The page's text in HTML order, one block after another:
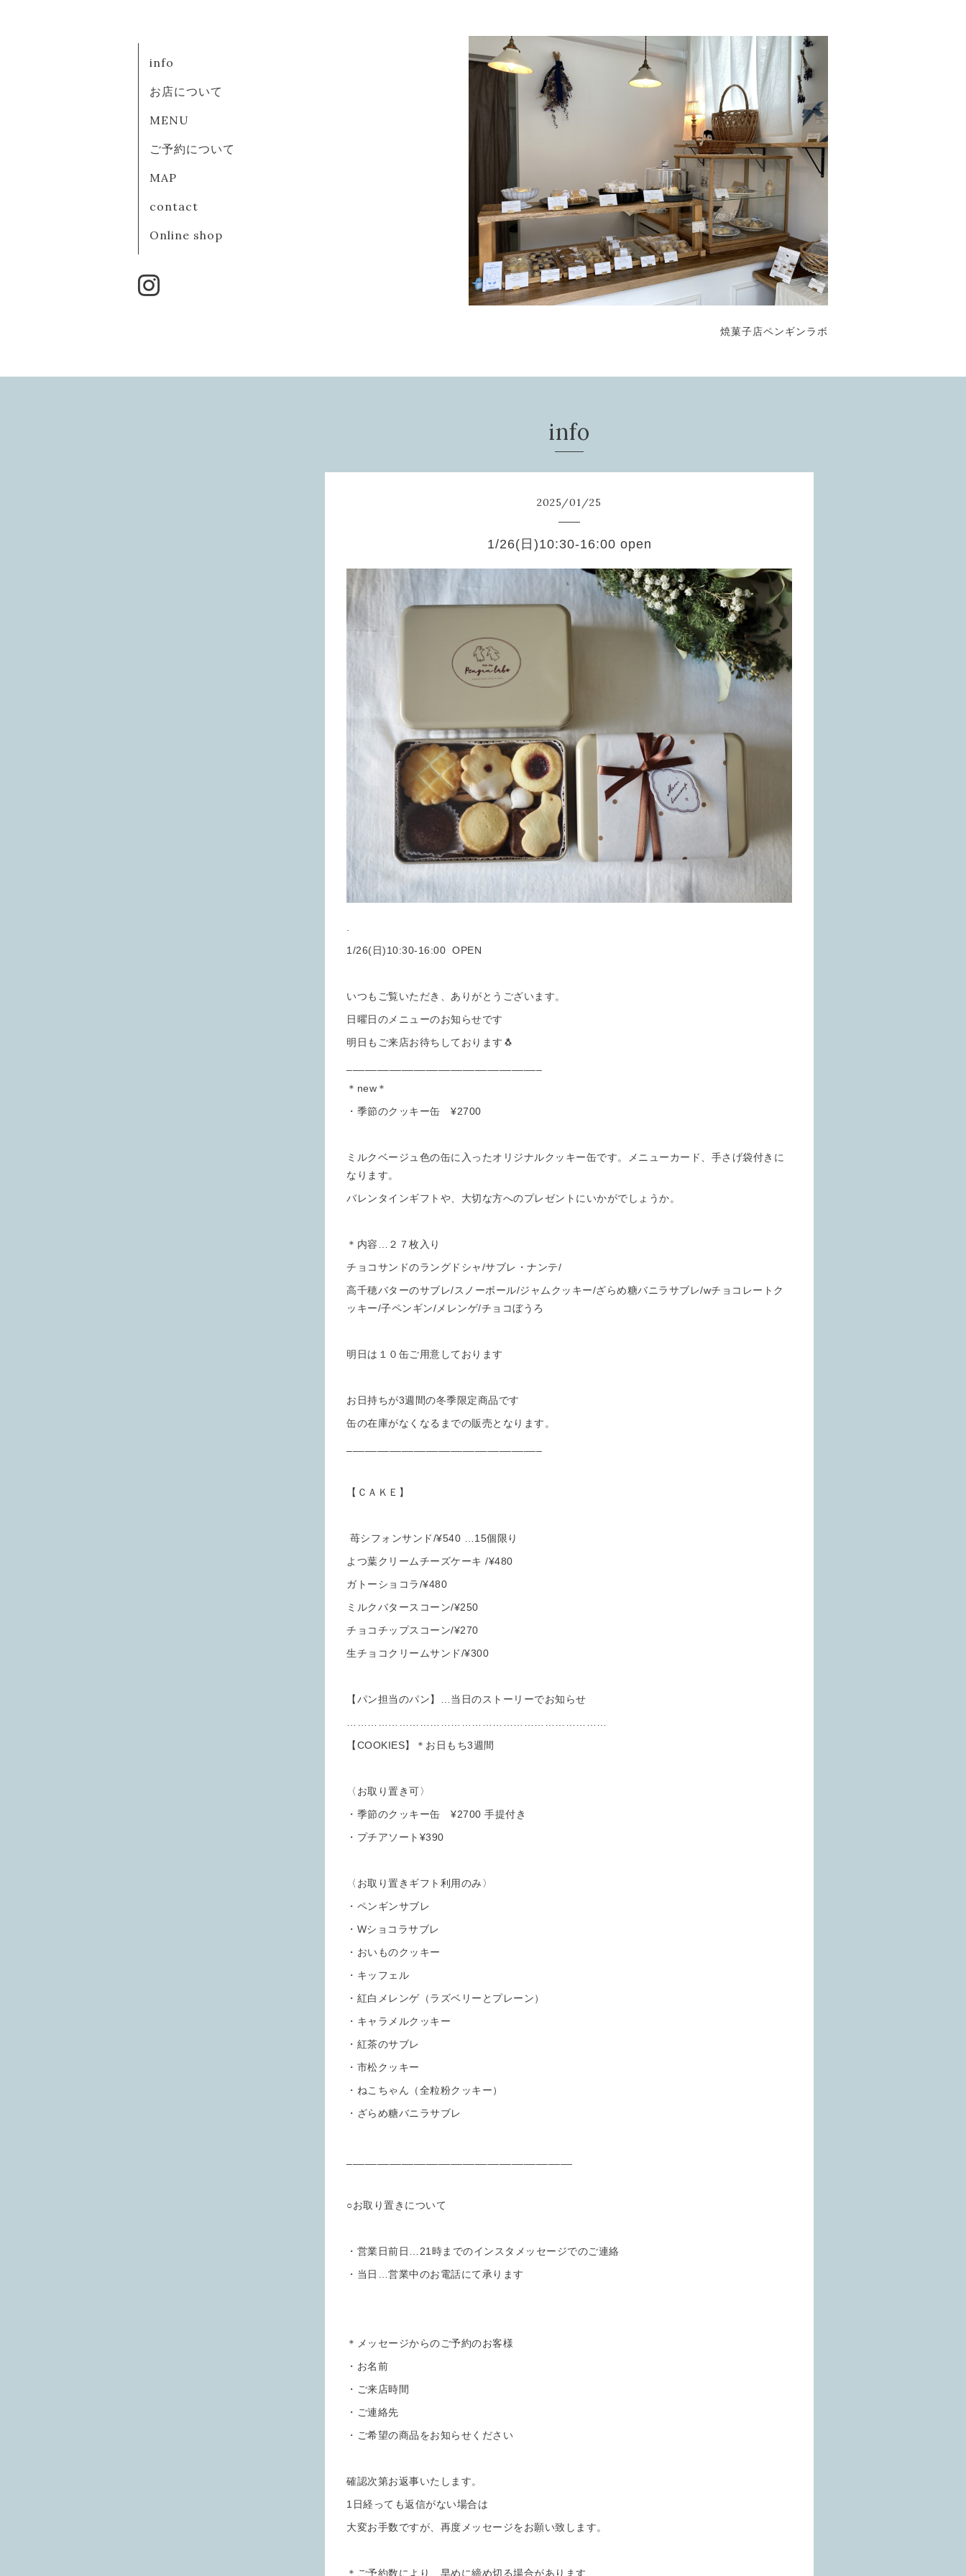
焼菓子店ペンギンラボ
info
お店について
MENU
ご予約について
MAP
contact
Online shop
info
2025/01/25
1/26(日)10:30-16:00 open
1/26(日)10:30-16:00 OPEN
いつもご覧いただき、ありがとうございます。
日曜日のメニューのお知らせです
明日もご来店お待ちしております🐧
＊new＊
・季節のクッキー缶 ¥2700
ミルクベージュ色の缶に入ったオリジナルクッキー缶です。メニューカード、手さげ袋付きに
なります。
バレンタインギフトや、大切な方へのプレゼントにいかがでしょうか。
＊内容…２７枚入り
チョコサンドのラングドシャ/サブレ・ナンテ/
高千穂バターのサブレ/スノーボール/ジャムクッキー/ざらめ糖バニラサブレ/wチョコレートク
ッキー/子ペンギン/メレンゲ/チョコぼうろ
明日は１０缶ご用意しております
お日持ちが3週間の冬季限定商品です
缶の在庫がなくなるまでの販売となります。
【ＣＡＫＥ】
苺シフォンサンド/¥540 …15個限り
よつ葉クリームチーズケーキ /¥480
ガトーショコラ/¥480
ミルクバタースコーン/¥250
チョコチップスコーン/¥270
生チョコクリームサンド/¥300
【パン担当のパン】…当日のストーリーでお知らせ
【COOKIES】＊お日もち3週間
〈お取り置き可〉
・季節のクッキー缶 ¥2700 手提付き
・プチアソート¥390
〈お取り置きギフト利用のみ〉
・ペンギンサブレ
・Wショコラサブレ
・おいものクッキー
・キッフェル
・紅白メレンゲ（ラズベリーとプレーン）
・キャラメルクッキー
・紅茶のサブレ
・市松クッキー
・ねこちゃん（全粒粉クッキー）
・ざらめ糖バニラサブレ
○お取り置きについて
・営業日前日…21時までのインスタメッセージでのご連絡
・当日…営業中のお電話にて承ります
＊メッセージからのご予約のお客様
・お名前
・ご来店時間
・ご連絡先
・ご希望の商品をお知らせください
確認次第お返事いたします。
1日経っても返信がない場合は
大変お手数ですが、再度メッセージをお願い致します。
＊ご予約数により、早めに締め切る場合があります